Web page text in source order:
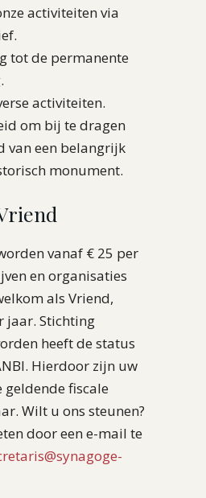
activiteiten via
tot de permanente
activiteiten.
om bij te dragen
van een belangrijk
monument.
vanaf € 25 per
en organisaties
als Vriend,
jaar. Stichting
heeft de status
Hierdoor zijn uw
fiscale
Wilt u ons steunen?
door een e-mail te